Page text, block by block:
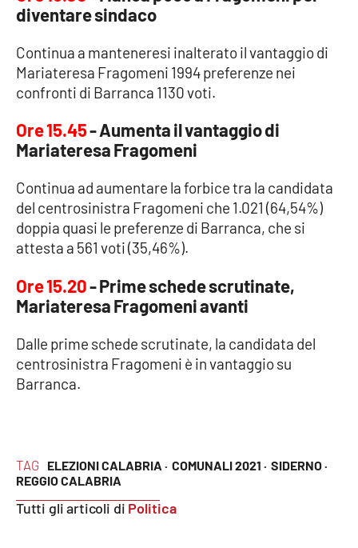
TAG ELEZIONI CALABRIA · COMUNALI 2021 · SIDERNO ·
REGGIO CALABRIA
Tutti gli articoli di Politica
diventare sindaco
Continua a manteneresi inalterato il vantaggio di
Mariateresa Fragomeni 1994 preferenze nei
confronti di Barranca 1130 voti.
Ore 15.45- Aumenta il vantaggio di
Mariateresa Fragomeni
Continua ad aumentare la forbice tra la candidata
del centrosinistra Fragomeni che 1.021 (64,54%)
doppia quasi le preferenze di Barranca, che si
attesta a 561 voti (35,46%).
Ore 15.20- Prime schede scrutinate,
Mariateresa Fragomeni avanti
Dalle prime schede scrutinate, la candidata del
centrosinistra Fragomeni è in vantaggio su
Barranca.